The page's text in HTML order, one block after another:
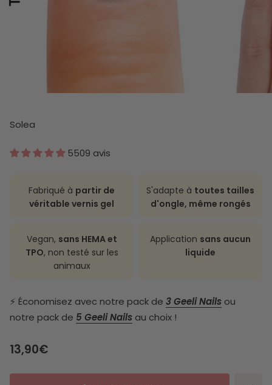
Solea
5509 avis
Fabriqué à partir de
véritable vernis gel
S'adapte à toutes tailles
d'ongle, même rongés
Vegan, sans HEMA et
TPO, non testé sur les
animaux
Application sans aucun
liquide
⚡️ Économisez avec notre pack de 3 Geeli Nails ou
notre pack de 5 Geeli Nails au choix !
Prix de vente
13,90€